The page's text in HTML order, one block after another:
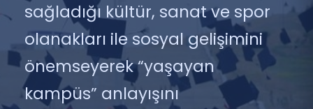
sağladığı kültür, sanat ve spor
olanakları ile sosyal gelişimini
önemseyerek “yaşayan
kampüs” anlayışını